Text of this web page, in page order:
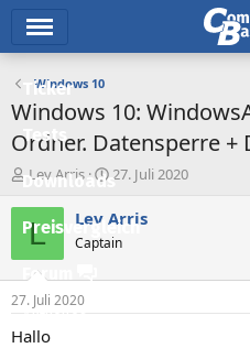
Ticker
Tests
Downloads
Preisvergleich
Forum
Aktuelles
Windows 10
Windows 10:
Ordner. Datensperre +
E
r
s
t
e
r
Lev Arris
E
r
s
t
e
t
27. Juli 2020
L Lev Arris
Captain
27. Juli 2020
Hallo